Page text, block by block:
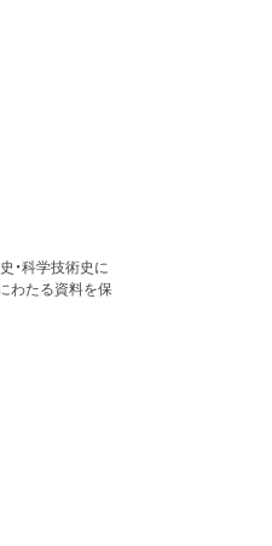
・科学技術史に
わたる資料を保